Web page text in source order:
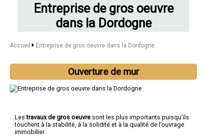
Entreprise de gros oeuvre
dans la Dordogne
Accueil Entreprise de gros oeuvre dans la Dordogne
Ouverture de mur
Lestravaux de gros oeuvre sont les plus importants puisqu’ils
touchent à la stabilité, à la solidité et à la qualité de l’ouvrage
immobilier.